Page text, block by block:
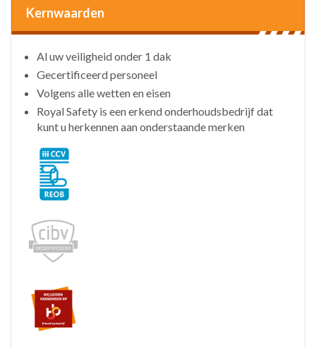
Kernwaarden
Al uw veiligheid onder 1 dak
Gecertificeerd personeel
Volgens alle wetten en eisen
Royal Safety is een erkend onderhoudsbedrijf dat
kunt u herkennen aan onderstaande merken